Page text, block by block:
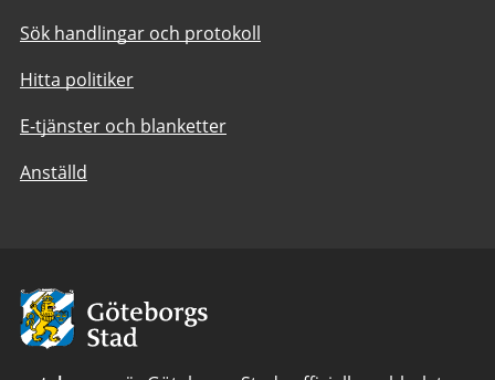
Sök handlingar och protokoll
Hitta politiker
E-tjänster och blanketter
Anställd
Avsändare:
Göteborgs
Stad